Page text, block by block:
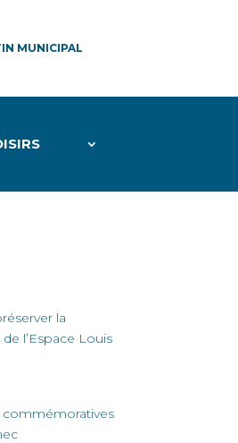
MUNICIPAL
la
l’Espace Louis
commémoratives